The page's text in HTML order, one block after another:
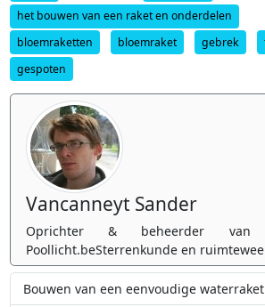
het bouwen van een raket en onderdelen
bloemraketten
bloemraket gebrek
gespoten
Vancanneyt Sander
Oprichter & beheerder van
Poollicht.beSterrenkunde en
Bouwen van een eenvoudige waterraket